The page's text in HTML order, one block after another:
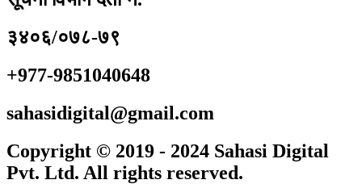
३४०६/०७८-७९
+977-9851040648
sahasidigital@gmail.com
Copyright © 2019 - 2024 Sahasi Digital
Pvt. Ltd. All rights reserved.